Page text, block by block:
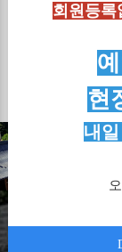
장흥한옥수영장
위치도를 안내
바로가
회원등록
현
내